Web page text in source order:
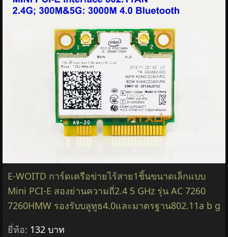
E-WOITD การ์ดเครือข่ายไร้สาย1ชิ้นขนาดเล็กแบบ
Mini PCI-E สองย่านความถี่2.4 5 GHz รุ่น AC 7260
7260HMW รองรับบลูทูธ4.0และมาตรฐาน802.11a b g
ยี่ห้อ: 132 บาท